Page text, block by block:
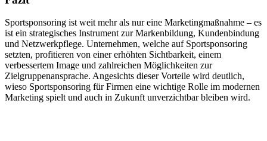
Sportsponsoring ist weit mehr als nur eine Marketingmaßnahme – es
ist ein strategisches Instrument zur Markenbildung, Kundenbindung
und Netzwerkpflege. Unternehmen, welche auf Sportsponsoring
setzten, profitieren von einer erhöhten Sichtbarkeit, einem
verbessertem Image und zahlreichen Möglichkeiten zur
Zielgruppenansprache. Angesichts dieser Vorteile wird deutlich,
wieso Sportsponsoring für Firmen eine wichtige Rolle im modernen
Marketing spielt und auch in Zukunft unverzichtbar bleiben wird.